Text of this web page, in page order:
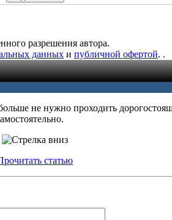
разрешения автора.
данных и публичной офертой. .
не нужно проходить
статью